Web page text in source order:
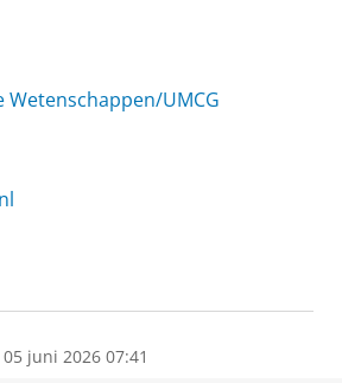
Wetenschappen/UMCG
05 juni 2026 07:41